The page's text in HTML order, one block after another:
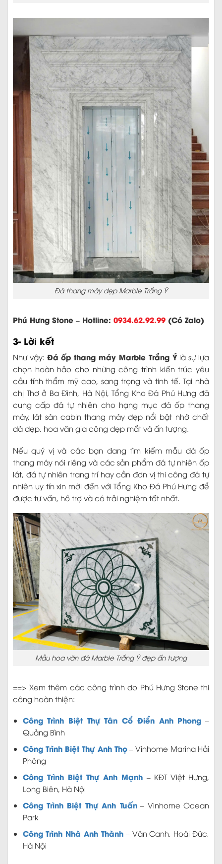
Đá thang máy đẹp Marble Trắng Ý
Phú Hưng Stone – Hotline: 0934.62.92.99 (Có Zalo)
3- Lời kết
Như vậy: Đá ốp thang máy Marble Trắng Ýlà sự lựa
chọn hoàn hảo cho những công trình kiến trúc yêu
cầu tính thẩm mỹ cao, sang trọng và tinh tế. Tại nhà
chị Thơ ở Ba Đình, Hà Nội, Tổng Kho Đá Phú Hưng đã
cung cấp đá tự nhiên cho hạng mục đá ốp thang
máy, lát sàn cabin thang máy đẹp nổi bật nhờ chất
đá đẹp, hoa văn gia công đẹp mắt và ấn tượng.
Nếu quý vị và các bạn đang tìm kiếm mẫu đá ốp
thang máy nói riêng và các sản phẩm đá tự nhiên ốp
lát, đá tự nhiên trang trí hay cần đơn vị thi công đá tự
nhiên uy tín xin mời đến với Tổng Kho Đá Phú Hưng để
được tư vấn, hỗ trợ và có trải nghiệm tốt nhất.
Mẫu hoa văn đá Marble Trắng Ý đẹp ấn tượng
==> Xem thêm các công trình do Phú Hưng Stone thi
công hoàn thiện:
Công Trình Biệt Thự Tân Cổ Điển Anh Phong –
Quảng Bình
Công Trình Biệt Thự Anh Thọ– Vinhome Marina Hải
Phòng
Công Trình Biệt Thự Anh Mạnh – KĐT Việt Hưng,
Long Biên, Hà Nội
Công Trình Biệt Thự Anh Tuấn– Vinhome Ocean
Park
Công Trình Nhà Anh Thành– Vân Canh, Hoài Đức,
Hà Nội